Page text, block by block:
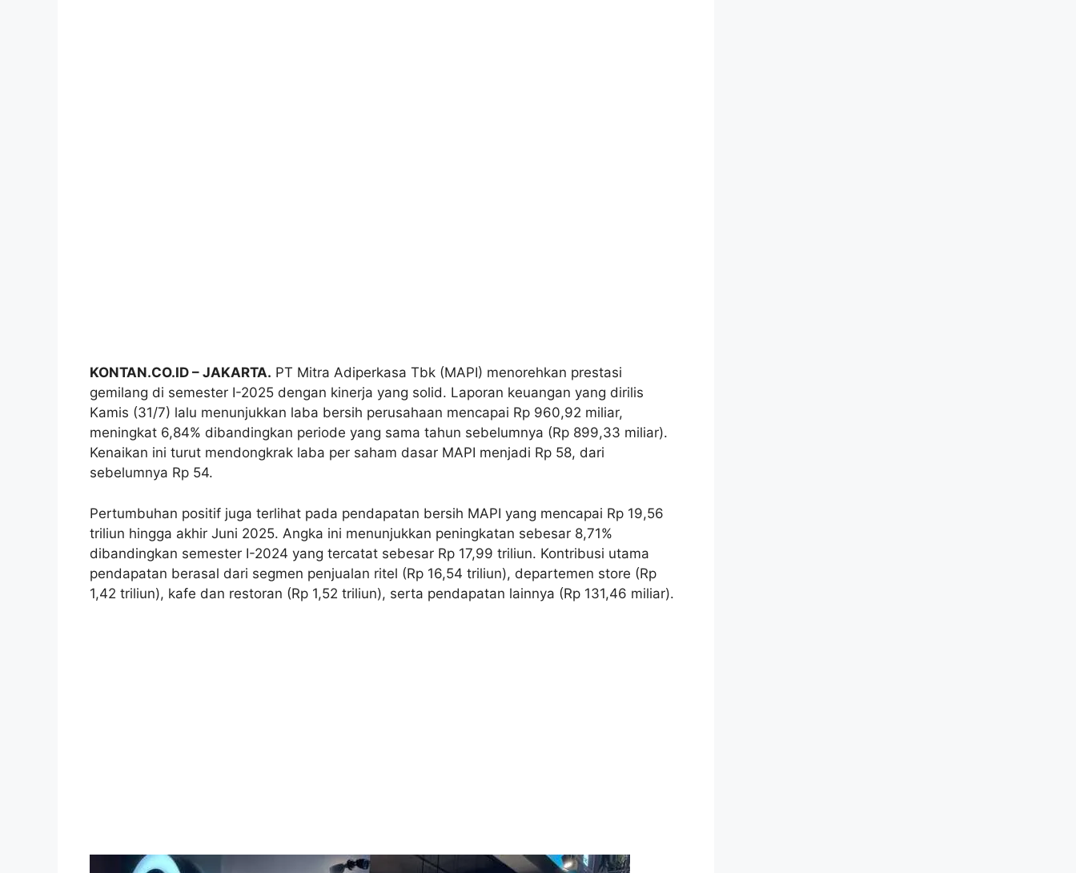
KONTAN.CO.ID – JAKARTA. PT Mitra Adiperkasa Tbk (MAPI) menorehkan prestasi
gemilang di semester I-2025 dengan kinerja yang solid. Laporan keuangan yang dirilis
Kamis (31/7) lalu menunjukkan laba bersih perusahaan mencapai Rp 960,92 miliar,
meningkat 6,84% dibandingkan periode yang sama tahun sebelumnya (Rp 899,33 miliar).
Kenaikan ini turut mendongkrak laba per saham dasar MAPI menjadi Rp 58, dari
sebelumnya Rp 54.
Pertumbuhan positif juga terlihat pada pendapatan bersih MAPI yang mencapai Rp 19,56
triliun hingga akhir Juni 2025. Angka ini menunjukkan peningkatan sebesar 8,71%
dibandingkan semester I-2024 yang tercatat sebesar Rp 17,99 triliun. Kontribusi utama
pendapatan berasal dari segmen penjualan ritel (Rp 16,54 triliun), departemen store (Rp
1,42 triliun), kafe dan restoran (Rp 1,52 triliun), serta pendapatan lainnya (Rp 131,46 miliar).